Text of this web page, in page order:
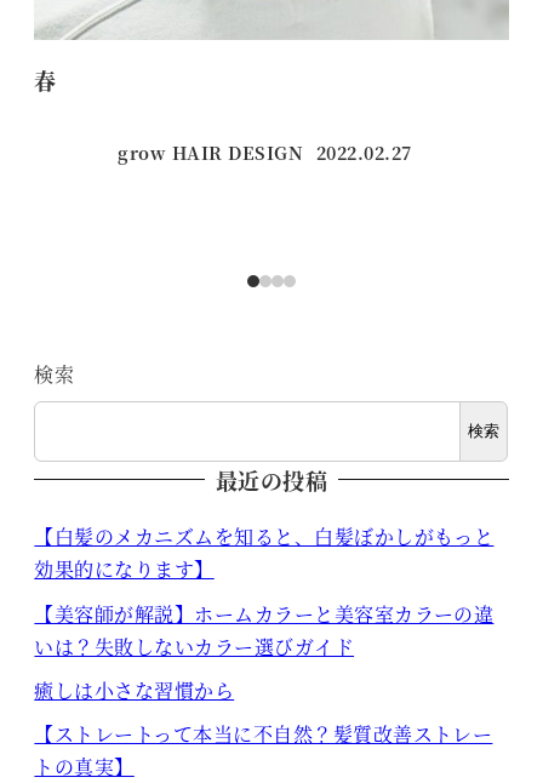
春
grow HAIR DESIGN 投稿日
2022.02.27
検索
検索
最近の投稿
【白髪のメカニズムを知ると、白髪ぼかしがもっと
効果的になります】
【美容師が解説】ホームカラーと美容室カラーの違
いは？失敗しないカラー選びガイド
癒しは小さな習慣から
【ストレートって本当に不自然？髪質改善ストレー
トの真実】